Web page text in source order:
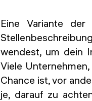
Eine Variante
wendest, um dein
Viele
Chance ist, vor
je, darauf zu